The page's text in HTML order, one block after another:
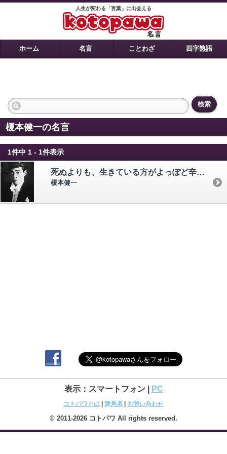
人生が変わる「言葉」に出会える
ホーム 名言 ことわざ 四字熟語
検索
榎本健一の名言
1件中 1 - 1件表示
死ぬよりも、生きている方がよっぽど辛い時が何度もある。 それでもなお生きていかねばならないし、また生きる以上は努力しなくてはならない。
榎本健一
表示：スマートフォン | PC
コトパワとは 運営者 お問い合わせ
© 2011-2026 コトパワ All rights reserved.